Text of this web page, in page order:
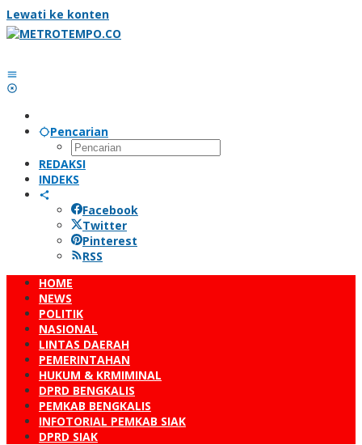
Lewati ke konten
Pencarian
REDAKSI
INDEKS
Facebook
Twitter
Pinterest
RSS
HOME
NEWS
POLITIK
NASIONAL
LINTAS DAERAH
PEMERINTAHAN
HUKUM & KRMIMINAL
DPRD BENGKALIS
PEMKAB BENGKALIS
INFOTORIAL PEMKAB SIAK
DPRD SIAK